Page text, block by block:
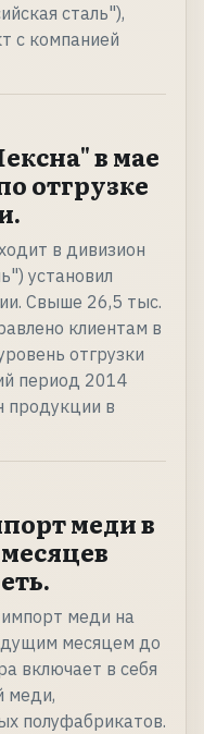
сталь"),
с компанией
в мае
отгрузке
в дивизион
установил
Свыше 26,5 тыс.
клиентам в
отгрузки
период 2014
продукции в
меди в
меди на
месяцем до
включает в себя
меди,
полуфабрикатов.